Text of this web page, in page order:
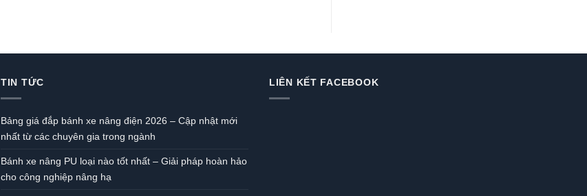
TIN TỨC
Bảng giá đắp bánh xe nâng điện 2026 – Cập nhật mới
nhất từ các chuyên gia trong ngành
Bánh xe nâng PU loại nào tốt nhất – Giải pháp hoàn hảo
cho công nghiệp nâng hạ
LIÊN KẾT FACEBOOK